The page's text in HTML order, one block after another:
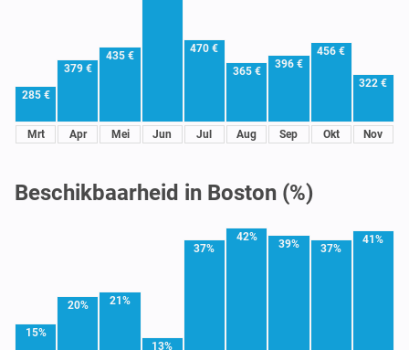
285 €
Mrt
379 €
Apr
435 €
Mei Jun
470 €
Jul
365 €
Aug
396 €
Sep
456 €
Okt
322 €
Nov
Beschikbaarheid in Boston (%)
15%
20% 21%
13%
37%
42%
39% 37%
41%